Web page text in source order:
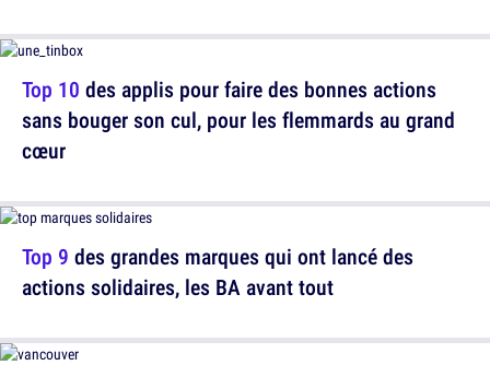
Top 10 des applis pour faire des bonnes actions
sans bouger son cul, pour les flemmards au grand
cœur
Top 9 des grandes marques qui ont lancé des
actions solidaires, les BA avant tout